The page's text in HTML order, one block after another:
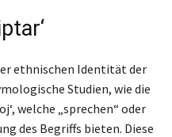
ethnischen Identität der
Studien, wie die
welche „sprechen“ oder
des Begriffs bieten. Diese